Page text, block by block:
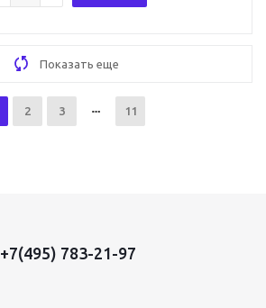
Показать еще
2 3 11
+7(495) 783-21-97